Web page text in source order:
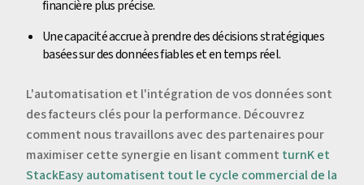
financière plus précise.
Une capacité accrue à prendre des décisions stratégiques
basées sur des données fiables et en temps réel.
L'automatisation et l'intégration de vos données sont
des facteurs clés pour la performance. Découvrez
comment nous travaillons avec des partenaires pour
maximiser cette synergie en lisant comment turnK et
StackEasy automatisent tout le cycle commercial de la